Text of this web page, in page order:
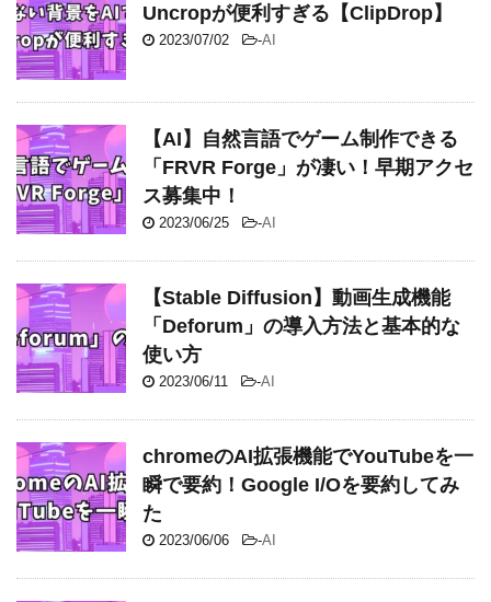
Uncropが便利すぎる【ClipDrop】
2023/07/02 -AI
【AI】自然言語でゲーム制作できる
「FRVR Forge」が凄い！早期アクセ
ス募集中！
2023/06/25 -AI
【Stable Diffusion】動画生成機能
「Deforum」の導入方法と基本的な
使い方
2023/06/11 -AI
chromeのAI拡張機能でYouTubeを一
瞬で要約！Google I/Oを要約してみ
た
2023/06/06 -AI